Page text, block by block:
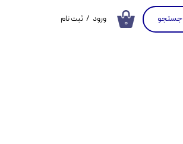
۰ جستجو ورود / ثبت نام